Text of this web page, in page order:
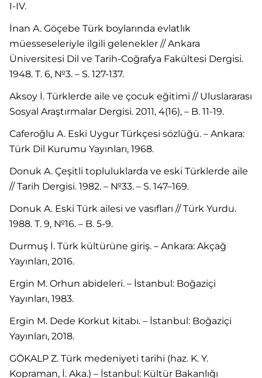
I-IV.
İnan A. Göçebe Türk boylarında evlatlık
müesseseleriyle ilgili gelenekler // Ankara
Üniversitesi Dil ve Tarih-Coğrafya Fakültesi Dergisi.
1948. T. 6, №3. – S. 127-137.
Aksoy İ. Türklerde aile ve çocuk eğitimi // Uluslararası
Sosyal Araştırmalar Dergisi. 2011, 4(16), – B. 11-19.
Caferoğlu A. Eski Uygur Türkçesi sözlüğü. – Ankara:
Türk Dil Kurumu Yayınları, 1968.
Donuk A. Çeşitli topluluklarda ve eski Türklerde aile
// Tarih Dergisi. 1982. – №33. – S. 147–169.
Donuk A. Eski Türk ailesi ve vasıfları // Türk Yurdu.
1988. T. 9, №16. – B. 5-9.
Durmuş İ. Türk kültürüne giriş. – Ankara: Akçağ
Yayınları, 2016.
Ergin M. Orhun abideleri. – İstanbul: Boğaziçi
Yayınları, 1983.
Ergin M. Dede Korkut kitabı. – İstanbul: Boğaziçi
Yayınları, 2018.
GÖKALP Z. Türk medeniyeti tarihi (haz. K. Y.
Kopraman, İ. Aka.) – İstanbul: Kültür Bakanlığı